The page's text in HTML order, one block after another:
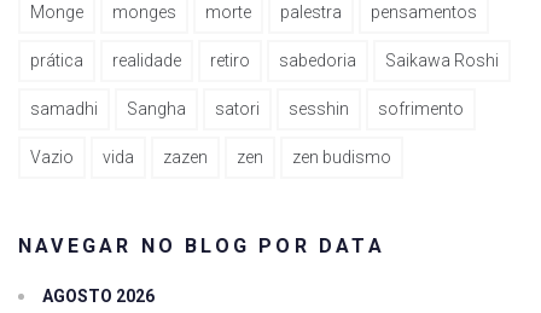
Monge monges morte palestra pensamentos
prática realidade retiro sabedoria Saikawa Roshi
samadhi Sangha satori sesshin sofrimento
Vazio vida zazen zen zen budismo
NAVEGAR NO BLOG POR DATA
AGOSTO 2026